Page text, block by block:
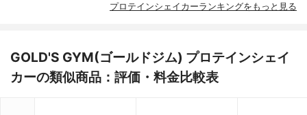
プロテインシェイカーランキングをもっと見る
GOLD'S GYM(ゴールドジム) プロテインシェイ
カーの類似商品：評価・料金比較表